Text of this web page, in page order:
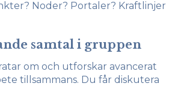
Noder? Portaler? Kraftlinjer
samtal i gruppen
om och utforskar avancerat
tillsammans. Du får diskutera